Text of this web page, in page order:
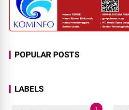
POPULAR POSTS
LABELS
1